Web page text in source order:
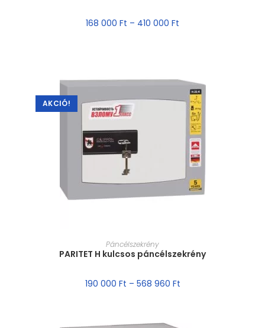
168 000 Ft – 410 000 Ft
AKCIÓ!
MÉRET VÁLASZTÁSA
Páncélszekrény
PARITET H kulcsos páncélszekrény
190 000 Ft – 568 960 Ft